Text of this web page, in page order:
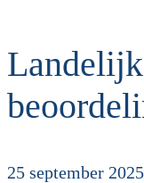
25 september